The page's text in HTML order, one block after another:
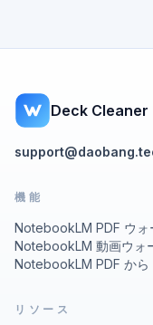
Deck Cleaner
機能
NotebookLM PDF ウォ
NotebookLM 動画ウォ
NotebookLM PDF から
リソース